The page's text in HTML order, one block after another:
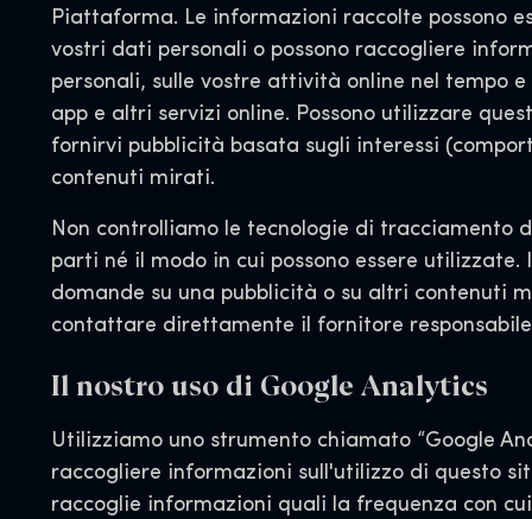
Piattaforma. Le informazioni raccolte possono
vostri dati personali o possono raccogliere
personali, sulle vostre attività online nel tempo
app e altri servizi online. Possono utilizzare
fornirvi pubblicità basata sugli interessi
contenuti mirati.
Non controlliamo le tecnologie di tracciamento
parti né il modo in cui possono essere utilizzate.
domande su una pubblicità o su altri contenuti
contattare direttamente il fornitore
Il nostro uso di Google Analytics
Utilizziamo uno strumento chiamato “Google
raccogliere informazioni sull'utilizzo di questo
raccoglie informazioni quali la frequenza con